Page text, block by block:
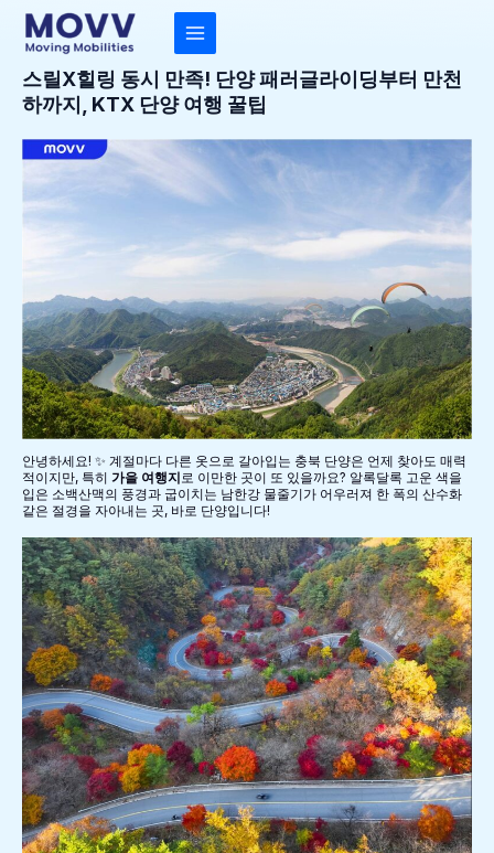
MAIN
MENU
스릴X힐링 동시 만족! 단양 패러글라이딩부터 만천
하까지, KTX 단양 여행 꿀팁
안녕하세요! ✨ 계절마다 다른 옷으로 갈아입는 충북 단양은 언제 찾아도 매력
적이지만, 특히 가을 여행지로 이만한 곳이 또 있을까요? 알록달록 고운 색을
입은 소백산맥의 풍경과 굽이치는 남한강 물줄기가 어우러져 한 폭의 산수화
같은 절경을 자아내는 곳, 바로 단양입니다!